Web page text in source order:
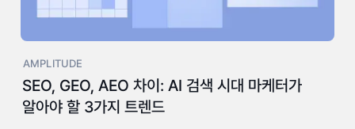
AMPLITUDE
SEO, GEO, AEO 차이: AI 검색 시대 마케터가
알아야 할 3가지 트렌드